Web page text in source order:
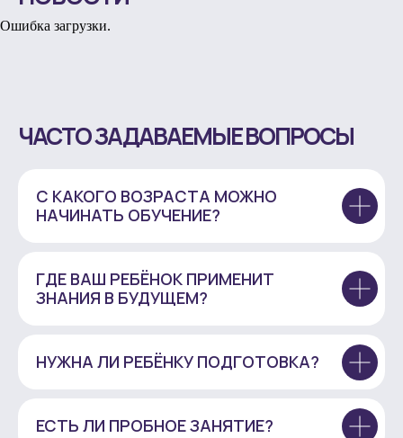
Ошибка загрузки.
ЧАСТО ЗАДАВАЕМЫЕ ВОПРОСЫ
С КАКОГО ВОЗРАСТА МОЖНО
НАЧИНАТЬ ОБУЧЕНИЕ?
ГДЕ ВАШ РЕБЁНОК ПРИМЕНИТ
ЗНАНИЯ В БУДУЩЕМ?
НУЖНА ЛИ РЕБЁНКУ ПОДГОТОВКА?
ЕСТЬ ЛИ ПРОБНОЕ ЗАНЯТИЕ?